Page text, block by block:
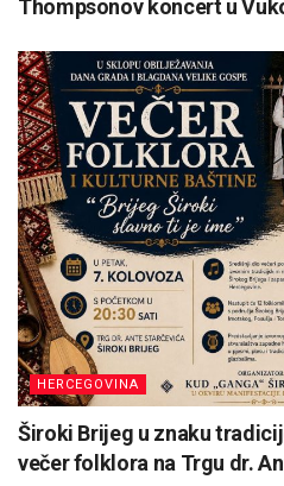
Thompsonov koncert u
HERCEGOVINA
Široki Brijeg u znaku
večer folklora na Trgu dr.